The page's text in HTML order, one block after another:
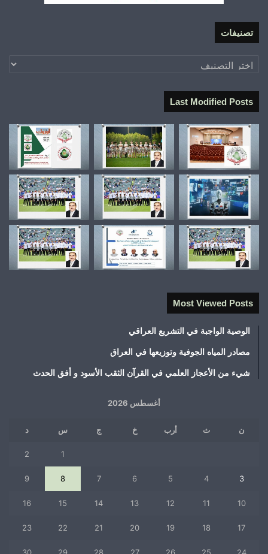
تصنيفات
تصنيفات
Last Modified Posts
Most Viewed Posts
الوصية الواجبة في التشريع العراقي
مصادر المياه الجوفية وتوزيعها في العراق
شيء من الأعجاز العلمي في القرآن الثقب الأسود و أفق الحدث
أغسطس 2026
ن ث أرب خ ج س د
1
2
3
4
5
6
7
8
9
10
11
12
13
14
15
16
17
18
19
20
21
22
23